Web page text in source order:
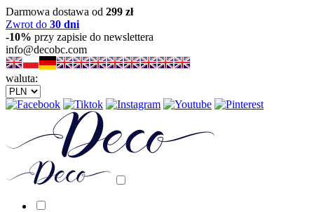
Darmowa dostawa od 299 zł
Zwrot do 30 dni
-10% przy zapisie do newslettera
info@decobc.com
waluta: